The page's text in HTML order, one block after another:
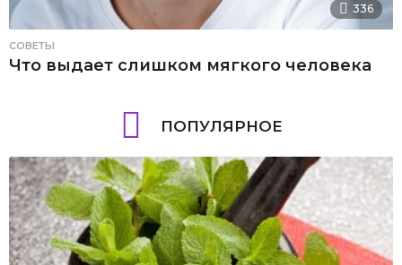
336
СОВЕТЫ
Что выдает слишком мягкого человека
ПОПУЛЯРНОЕ